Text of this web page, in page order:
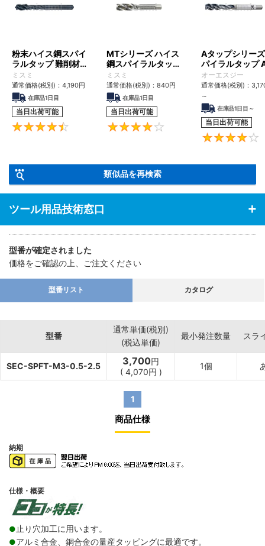
粉末ハイス鋼スパイ
ラルタップ 難削材対
応
ミスミ
通常価格(税別)： 4,190円
在庫品1日目
当日出荷可能
4.4
MTシリーズ ハイス
鋼スパイラルタップ
MT-SPFT
ミスミ
通常価格(税別)： 840円
在庫品1日目
当日出荷可能
4.2
Aタップシリー
パイラルタップ
SFT
オーエスジー
通常価格(税別)：
～
在庫品1日目～
当日出荷可能
類似品を再検索
ツール用品技術窓口
型番が確定されました
価格をご確認の上、ご注文ください
型番リスト カタログ
型番
通常単価(税別)
(税込単価)
最小発注数量 スラ
SEC-SPFT-M3-0.5-2.5 3,700円
( 4,070円 )
1個
1
商品仕様
納期
仕様・概要
● 止り穴加工に用います。
●アルミ合金、銅合金の量産タッピングに最適です。